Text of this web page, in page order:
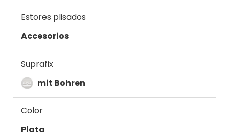
Estores plisados
Accesorios
Suprafix
mit Bohren
Color
Plata